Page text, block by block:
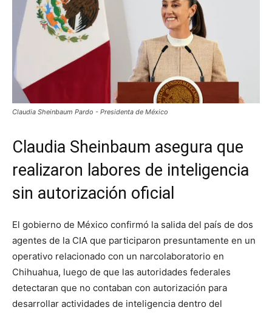
Claudia Sheinbaum Pardo - Presidenta de México
Claudia Sheinbaum asegura que
realizaron labores de inteligencia
sin autorización oficial
El gobierno de México confirmó la salida del país de dos
agentes de la CIA que participaron presuntamente en un
operativo relacionado con un narcolaboratorio en
Chihuahua, luego de que las autoridades federales
detectaran que no contaban con autorización para
desarrollar actividades de inteligencia dentro del